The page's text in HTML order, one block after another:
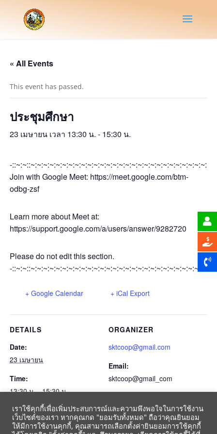
« All Events
This event has passed.
ประชุมศึกษา
23 เมษายน เวลา 13:30 น. - 15:30 น.
-
Join with Google Meet: https://meet.google.com/btm-
odbg-zsf
Learn more about Meet at:
https://support.google.com/a/users/answer/9282720
Please do not edit this section.
-
+ Google Calendar + iCal Export
DETAILS
Date:
23 เมษายน
Time:
13:30 น. - 15:30 น.
Event Category:
ปฏิทินสหกรณ์-gmail-2564
ORGANIZER
sktcoop@gmail.com
Email:
sktcoop@gmail_com
เราใช้คุกกี้เพื่อเพิ่มประสบการณ์และความพึงพอใจในการใช้งาน
เว็บไซต์ของเรา หากคุณกด "ยอมรับทั้งหมด" ถือว่าคุณยินยอม
ให้มีการใช้งานคุกกี้, คุณสามารถเลือกตั้งค่ายินยอมการใช้คุกกี้